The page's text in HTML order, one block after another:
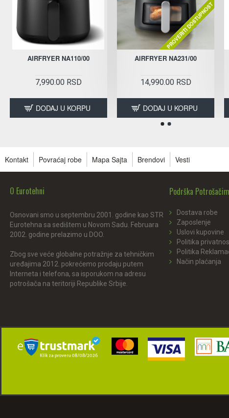
AIRFRYER NA110/00
7,990.00 RSD
DODAJ U KORPU
PROVERITI DOSTUPNOST
AIRFRYER NA231/00
14,990.00 RSD
DODAJ U KORPU
Kontakt Povraćaj robe Mapa Sajta Brendovi Vesti
O Eurotehni
Osnovani smo u septembru 2001. godine kao STR
Eurotehna sa sedištem u Novom Sadu. Februara
2002. godine prelazimo u DOO.
Zbog sve veće globalne potražnje za tehničkim
uređajima 2012. pokrećemo prodaju putem
Interneta i telefona, sa isporukom na adresu
potrošača na teritoriji Republike Srbije.
Podrška
Dostava robe
Zaposlenje
Uslovi kupovine
Politika
Politika
Način plaćanja